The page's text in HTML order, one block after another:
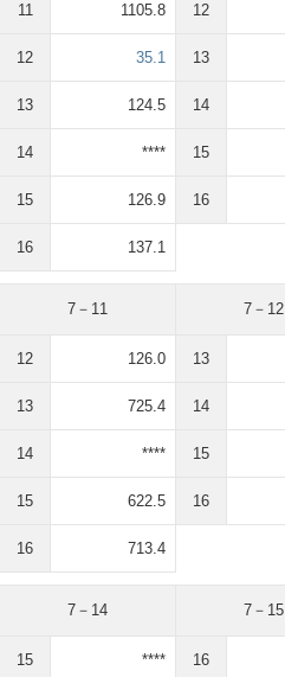
11 1105.8
12 35.1
13 124.5
14 ****
15 126.9
16 137.1
12
13
14
15
16
7－11
12 126.0
13 725.4
14 ****
15 622.5
16 713.4
7－12
13
14
15
16
7－14
15 ****
7－15
16